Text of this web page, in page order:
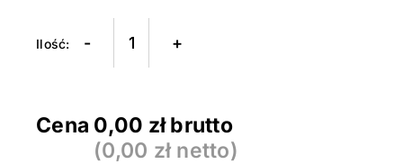
- +
Cena 0,00 zł brutto
(0,00 zł netto)